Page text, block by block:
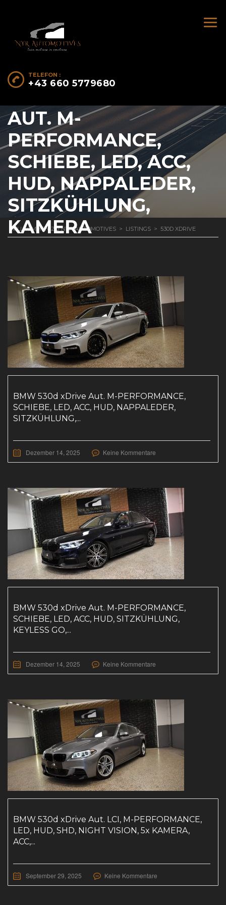
TELEFON :
+43 660 5779680
AUT. M-
PERFORMANCE,
SCHIEBE, LED, ACC,
HUD, NAPPALEDER,
SITZKÜHLUNG,
KAMERA
WILLKOMMEN ZU NYR AUTOMOTIVES > LISTINGS > 530D XDRIVE
BMW 530d xDrive Aut. M-PERFORMANCE,
SCHIEBE, LED, ACC, HUD, NAPPALEDER,
SITZKÜHLUNG,...
Dezember 14, 2025 Keine Kommentare
BMW 530d xDrive Aut. M-PERFORMANCE,
SCHIEBE, LED, ACC, HUD, SITZKÜHLUNG,
KEYLESS GO,...
Dezember 14, 2025 Keine Kommentare
BMW 530d xDrive Aut. LCI, M-PERFORMANCE,
LED, HUD, SHD, NIGHT VISION, 5x KAMERA,
ACC,...
September 29, 2025 Keine Kommentare